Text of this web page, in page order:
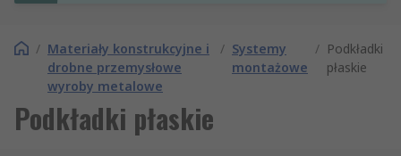
/ Materiały konstrukcyjne i
drobne przemysłowe
wyroby metalowe
/ Systemy
montażowe
/ Podkładki
płaskie
Podkładki płaskie